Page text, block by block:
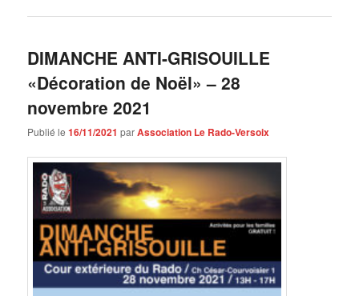
DIMANCHE ANTI-GRISOUILLE
«Décoration de Noël» – 28
novembre 2021
Publié le16/11/2021 parAssociation Le Rado-Versoix